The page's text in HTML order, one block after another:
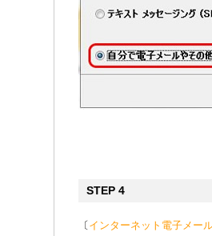
STEP 4
〔 インターネット電子メー